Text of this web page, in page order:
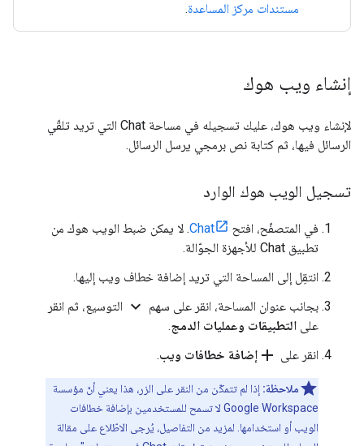
مستندات مركز المساعدة.
إنشاء ويب هوك
لإنشاء ويب هوك، عليك تسجيله في مساحة Chat التي تريد تلقّي
الرسائل فيها، ثم كتابة نص برمجي يرسل الرسائل.
تسجيل الويب هوك الوارد
في المتصفّح، افتح Chat. لا يمكن ضبط الويب هوك من
تطبيق Chat للأجهزة الجوّالة.
انتقِل إلى المساحة التي تريد إضافة خطاف ويب إليها.
بجانب عنوان المساحة، انقر على سهم expand_more التوسيع، ثم انقر
على التطبيقات وعمليات الدمج.
انقر على add إضافة خطافات ويب.
ملاحظة: إذا لم تتمكّن من النقر على الزر، هذا يعني أنّ مؤسسة
Google Workspace لا تسمح للمستخدمين بإضافة خطافات
الويب أو استخدامها. لمزيد من التفاصيل، يُرجى الاطّلاع على مقالة